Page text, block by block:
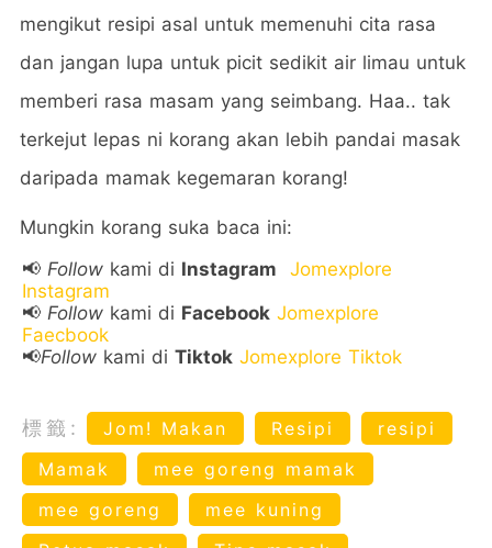
mengikut resipi asal untuk memenuhi cita rasa
dan jangan lupa untuk picit sedikit air limau untuk
memberi rasa masam yang seimbang. Haa.. tak
terkejut lepas ni korang akan lebih pandai masak
daripada mamak kegemaran korang!
Mungkin korang suka baca ini:
📢 Follow kami di Instagram
Jomexplore
Instagram
📢 Follow kami di Facebook Jomexplore
Faecbook
📢Follow kami di Tiktok Jomexplore Tiktok
標籤: Jom! Makan Resipi
resipi
Mamak
mee goreng mamak
mee goreng
mee kuning